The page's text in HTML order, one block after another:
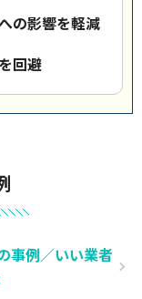
の影響を軽減
回避
事例／いい業者